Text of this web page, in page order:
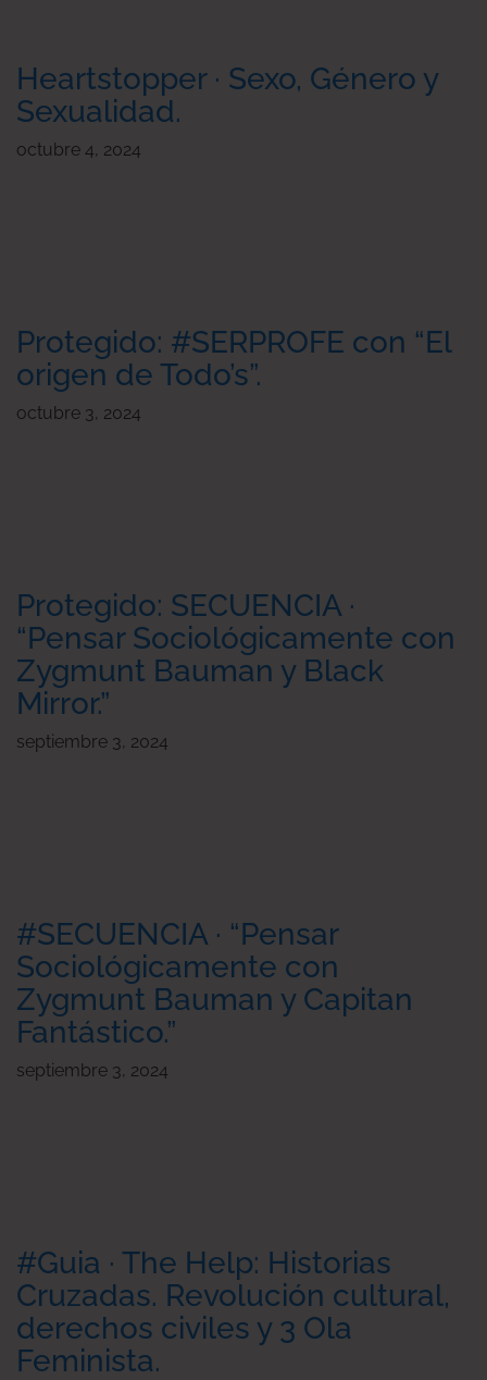
Heartstopper · Sexo, Género y
Sexualidad.
octubre 4, 2024
Protegido: #SERPROFE con “El
origen de Todo’s”.
octubre 3, 2024
Protegido: SECUENCIA ·
“Pensar Sociológicamente con
Zygmunt Bauman y Black
Mirror.”
septiembre 3, 2024
#SECUENCIA · “Pensar
Sociológicamente con
Zygmunt Bauman y Capitan
Fantástico.”
septiembre 3, 2024
#Guia · The Help: Historias
Cruzadas. Revolución cultural,
derechos civiles y 3 Ola
Feminista.